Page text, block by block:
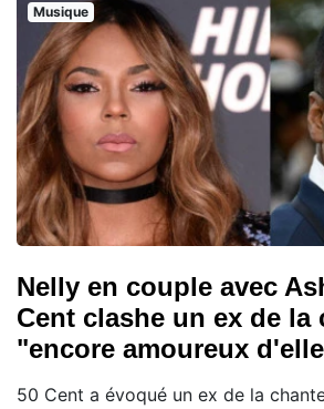
Musique
Nelly en couple avec
Cent clashe un ex de la
"encore amoureux
50 Cent a évoqué un ex de la